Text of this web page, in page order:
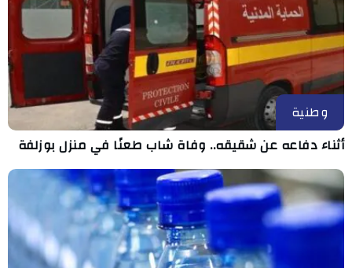
وطنية
أثناء دفاعه عن شقيقه.. وفاة شاب طعنًا في منزل بوزلفة